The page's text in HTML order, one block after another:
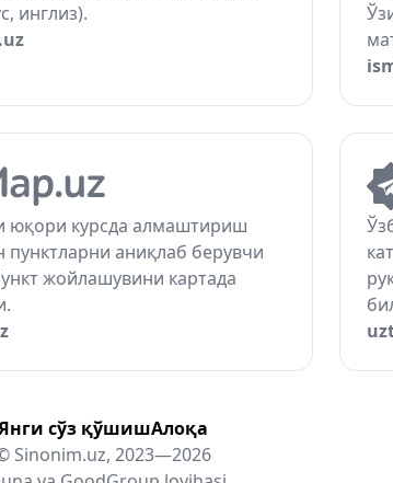
инглиз).
юқори курсда алмаштириш
пунктларни аниқлаб берувчи
жойлашувини картада
сўз қўшишАлоқа
Sinonim.uz, 2023—2026